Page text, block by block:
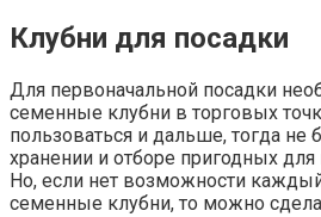
Клубни для посадки
Для первоначальной посадки
семенные клубни в торговых
пользоваться и дальше, тогда не
хранении и отборе пригодных
Но, если нет возможности
семенные клубни, то можно